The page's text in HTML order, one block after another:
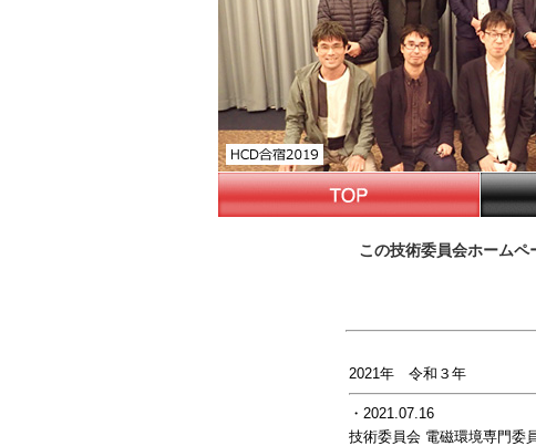
この技術委員会ホーム
2021年 令和３年
・2021.07.16
技術委員会 電磁環境専門委